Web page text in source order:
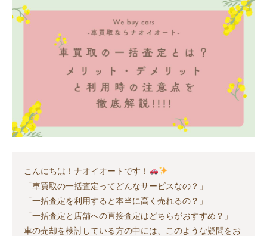
こんにちは！ナオイオートです！
「車買取の一括査定ってどんなサービスなの？」
「一括査定を利用すると本当に高く売れるの？」
「一括査定と店舗への直接査定はどちらがおすすめ？」
車の売却を検討している方の中には、このような疑問をお